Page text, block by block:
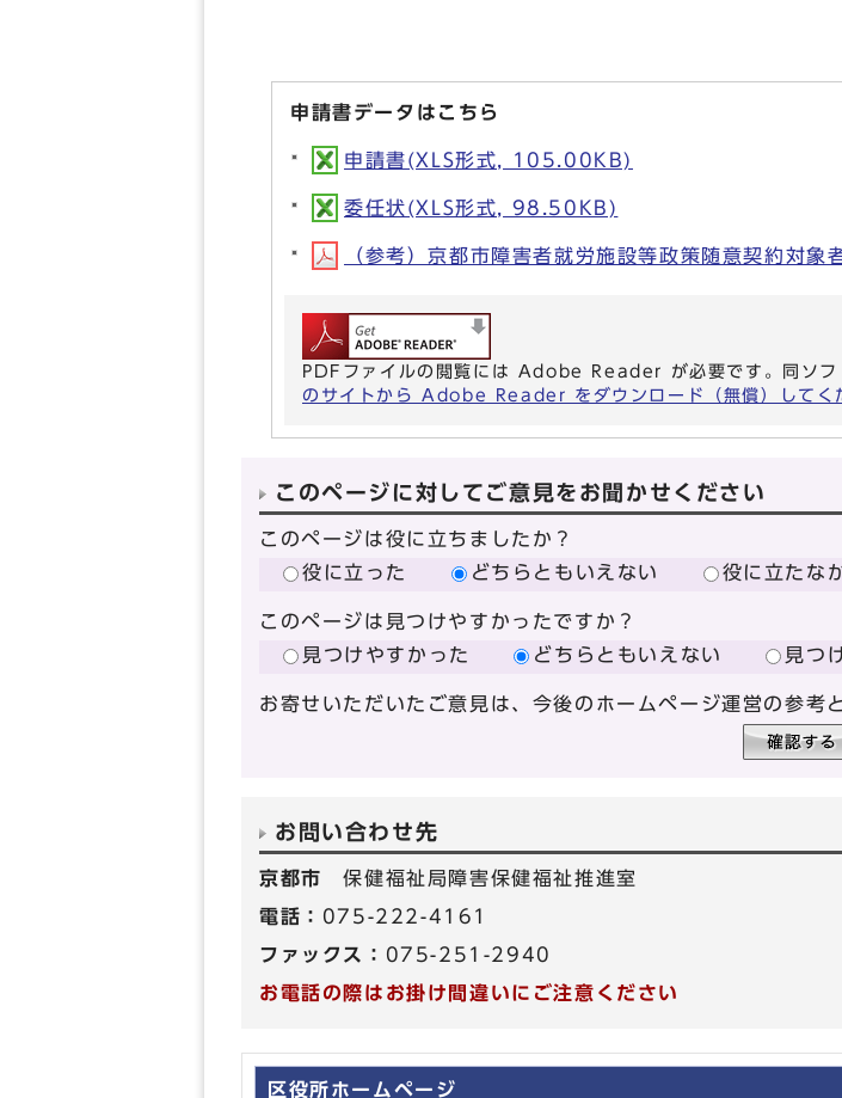
申請書データはこちら
申請書(XLS形式, 105.00KB)
委任状(XLS形式, 98.50KB)
（参考）京都市障害者就労施設等政策随意契約対
PDFファイルの閲覧には Adobe Reader が必要です。同ソフ
のサイトから Adobe Reader をダウンロード（無償）してく
このページに対してご意見をお聞かせください
このページは役に立ちましたか？
役に立った
どちらともいえない 役に立たな
このページは見つけやすかったですか？
見つけやすかった
どちらともいえない 見つ
お寄せいただいたご意見は、今後のホームページ運営の参考
お問い合わせ先
京都市保健福祉局障害保健福祉推進室
電話： 075-222-4161
ファックス： 075-251-2940
お電話の際はお掛け間違いにご注意ください
区役所ホームページ